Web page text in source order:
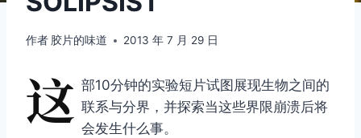
作者 胶片的味道 2013 年 7 月 29 日
这 部10分钟的实验短片试图展现生物之间的
联系与分界，并探索当这些界限崩溃后将
会发生什么事。